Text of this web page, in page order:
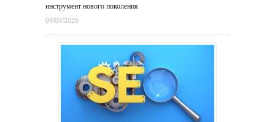
инструмент нового поколения
04/04/2025